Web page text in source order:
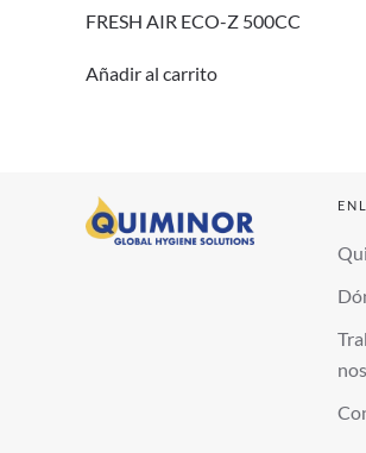
FRESH AIR ECO-Z 500CC
Añadir al carrito